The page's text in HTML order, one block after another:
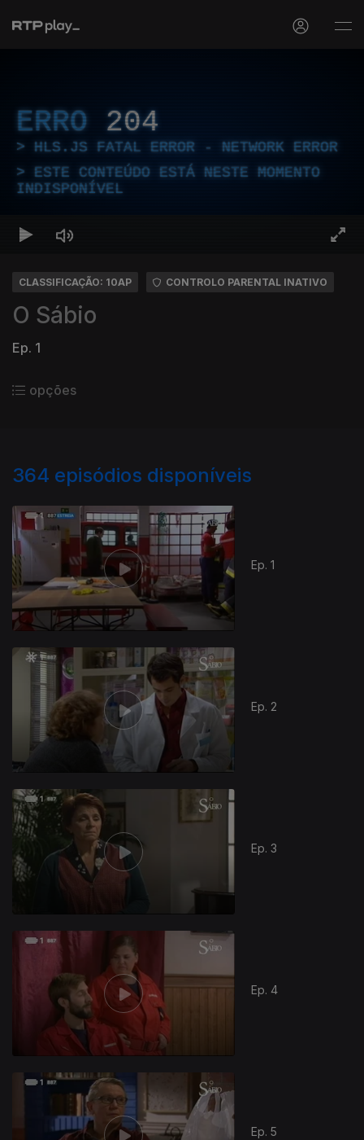
ERRO 204
HLS.JS FATAL ERROR - NETWORK ERROR
ESTE CONTEÚDO ESTÁ NESTE MOMENTO
INDISPONÍVEL
CLASSIFICAÇÃO: 10AP CONTROLO PARENTAL INATIVO
O Sábio
Ep. 1
opções
364 episódios disponíveis
Ep. 1
Ep. 2
Ep. 3
Ep. 4
Ep. 5